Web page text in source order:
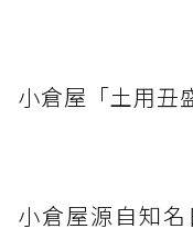
小倉屋「土用丑
小倉屋源自知